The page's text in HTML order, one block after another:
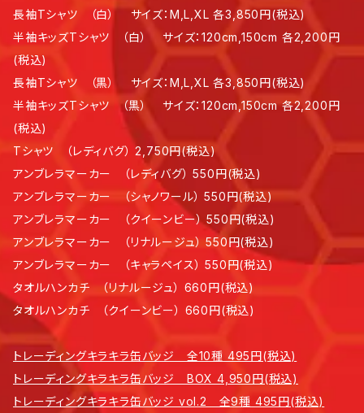
長袖Tシャツ （白） サイズ：M,L,XL 各3,850円(税込)
半袖キッズTシャツ （白） サイズ：120cm,150cm 各2,200円
(税込)
長袖Tシャツ （黒） サイズ：M,L,XL 各3,850円(税込)
半袖キッズTシャツ （黒） サイズ：120cm,150cm 各2,200円
(税込)
Tシャツ （レディバグ） 2,750円(税込)
アンブレラマーカー （レディバグ） 550円(税込)
アンブレラマーカー （シャノワール） 550円(税込)
アンブレラマーカー （クイーンビー） 550円(税込)
アンブレラマーカー （リナルージュ） 550円(税込)
アンブレラマーカー （キャラペイス） 550円(税込)
タオルハンカチ （リナルージュ） 660円(税込)
タオルハンカチ （クイーンビー） 660円(税込)
トレーディングキラキラ缶バッジ 全10種 495円(税込)
トレーディングキラキラ缶バッジ BOX 4,950円(税込)
トレーディングキラキラ缶バッジ vol.2 全9種 495円(税込)